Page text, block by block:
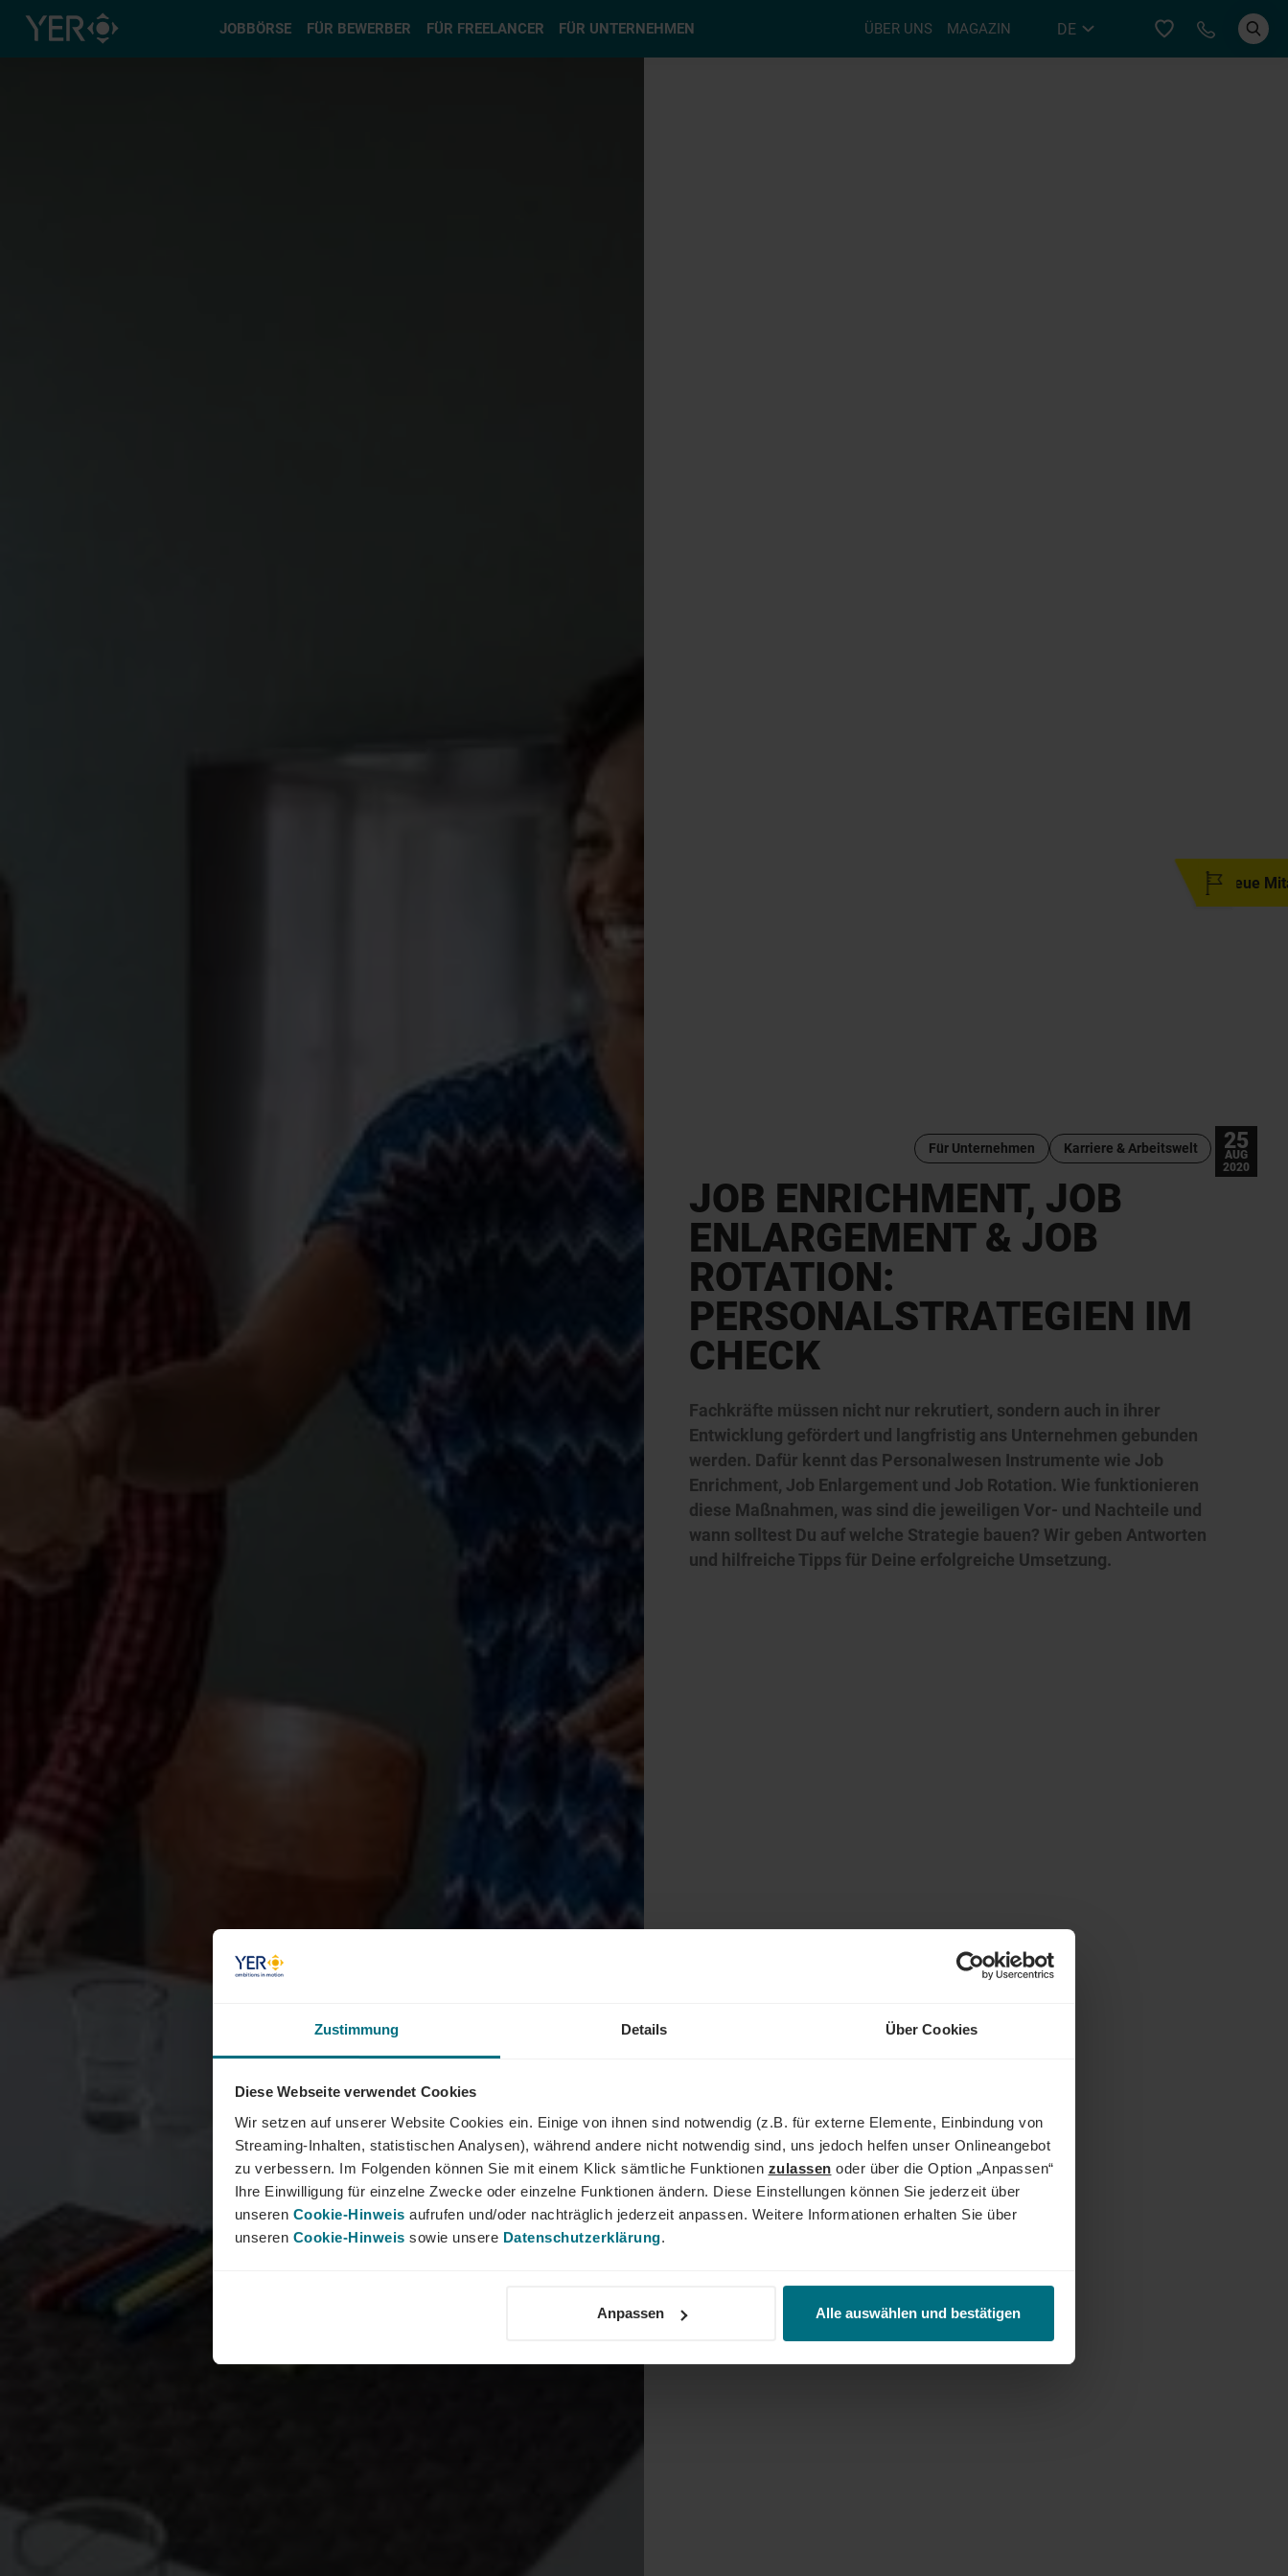
Zustimmung Details Über Cookies
Diese Webseite verwendet Cookies
Wir setzen auf unserer Website Cookies ein. Einige von ihnen sind notwendig (z.B. für externe Elemente, Einbindung von
Streaming-Inhalten, statistischen Analysen), während andere nicht notwendig sind, uns jedoch helfen unser Onlineangebot
zu verbessern. Im Folgenden können Sie mit einem Klick sämtliche Funktionen zulassen oder über die Option „Anpassen“
Ihre Einwilligung für einzelne Zwecke oder einzelne Funktionen ändern. Diese Einstellungen können Sie jederzeit über
unseren Cookie-Hinweis aufrufen und/oder nachträglich jederzeit anpassen. Weitere Informationen erhalten Sie über
unseren Cookie-Hinweis sowie unsere Datenschutzerklärung.
Anpassen Alle auswählen und bestätigen
JOBBÖRSE FÜR BEWERBER FÜR FREELANCER FÜR UNTERNEHMEN ÜBER UNS MAGAZIN DE Bei YER
Typ auswählen
Karriere & Arbeitswelt
Für Unternehmen
JOB ENRICHMENT, JOB
ENLARGEMENT & JOB
ROTATION:
PERSONALSTRATEGIEN IM
CHECK
Fachkräfte müssen nicht nur rekrutiert, sondern auch in ihrer
Entwicklung gefördert und langfristig ans Unternehmen gebunden
werden. Dafür kennt das Personalwesen Instrumente wie Job
Enrichment, Job Enlargement und Job Rotation. Wie funktionieren
diese Maßnahmen, was sind die jeweiligen Vor- und Nachteile und
wann solltest Du auf welche Strategie bauen? Wir geben Antworten
und hilfreiche Tipps für Deine erfolgreiche Umsetzung.
25
AUG
2020
Neue Mitarbeiter gesucht?